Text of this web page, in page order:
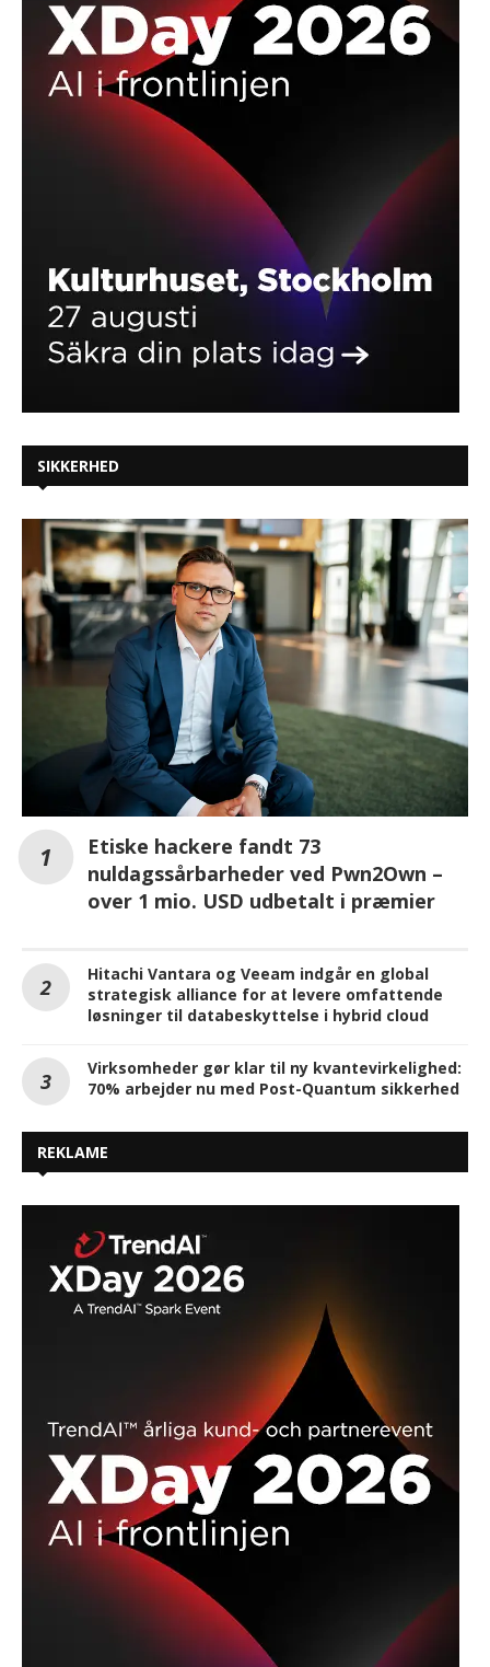
SIKKERHED
Etiske hackere fandt 73
nuldagssårbarheder ved Pwn2Own –
over 1 mio. USD udbetalt i præmier
Hitachi Vantara og Veeam indgår en global
strategisk alliance for at levere omfattende
løsninger til databeskyttelse i hybrid cloud
Virksomheder gør klar til ny kvantevirkelighed:
70% arbejder nu med Post-Quantum sikkerhed
REKLAME